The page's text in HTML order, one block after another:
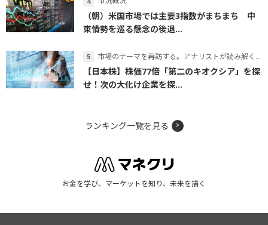
（朝）米国市場では主要3指数がまちまち 中
東情勢を巡る懸念の後退...
市場のテーマを再訪する。アナリストが読み解くテーマの本質
【日本株】株価77倍「第二のキオクシア」を探
せ！次の大化け企業を探...
ランキング一覧を見る
お金を学び、マーケットを知り、未来を描く